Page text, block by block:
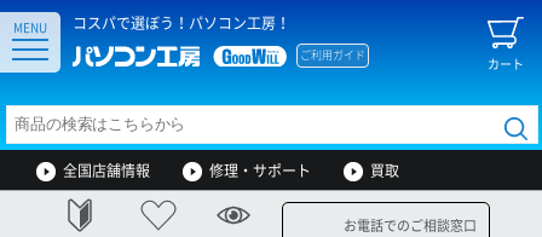
コスパで選ぼう！パソコン工房！
カート
ご利用ガイド
MENU
全国店舗情報 修理・サポート 買取
お電話でのご相談窓口